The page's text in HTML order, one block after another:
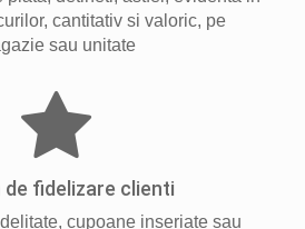
cantitativ si valoric, pe
sau unitate
de fidelizare clienti
cupoane inseriate sau